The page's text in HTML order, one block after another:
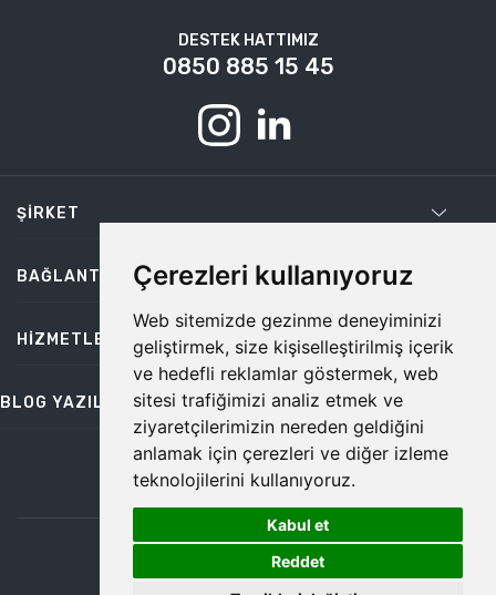
Çerezleri kullanıyoruz
Web sitemizde gezinme deneyiminizi
geliştirmek, size kişiselleştirilmiş içerik
ve hedefli reklamlar göstermek, web
sitesi trafiğimizi analiz etmek ve
ziyaretçilerimizin nereden geldiğini
anlamak için çerezleri ve diğer izleme
teknolojilerini kullanıyoruz.
Kabul et
Reddet
DESTEK HATTIMIZ
0850 885 15 45
ŞIRKET
BAĞLANTILAR
HIZMETLER
BLOG YAZILARI
bilgi@temiz.co
©2026 Temiz, Her Hakkı Saklıdır.